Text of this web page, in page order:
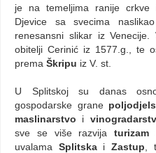
je na temeljima ranije
Djevice sa svecima
renesansni slikar iz
obitelji Cerinić iz 1577.g., te
prema Škripu iz V. st.
U Splitskoj su danas
gospodarske grane
maslinarstvo i
sve se više razvija turizam
uvalama Splitska iZastup ,